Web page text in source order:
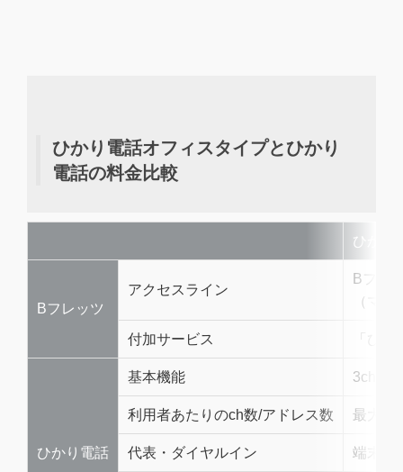
ひかり電話オフィスタイプとひかり
電話の料金比較
ひかり
Bフレッツ
アクセスライン
Bフレ
（マ
付加サービス
ひかり電話
基本機能 3ch 1
利用者あたりのch数/アドレス数 最大
代表・ダイヤルイン 端末機